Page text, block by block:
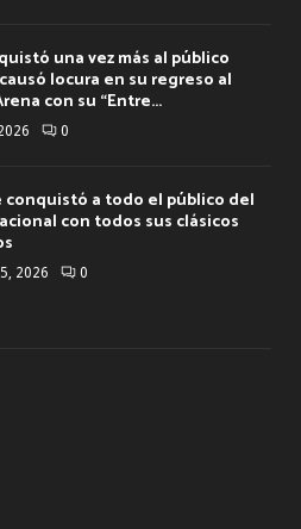
una vez más al público
locura en su regreso al
con su “Entre...
0
conquistó a todo el público del
con todos sus clásicos
2026 0